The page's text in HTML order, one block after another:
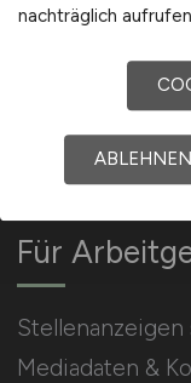
Social Media &
Für
Stellenanzeigen
Mediadaten &
nachträglich
ABLEHNEN